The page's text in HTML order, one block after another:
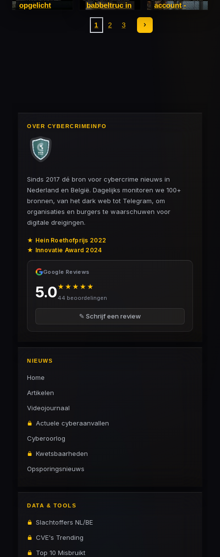
opgelicht
babbeltruc in
Breda
account -
1 2 3
OVER CYBERCRIMEINFO
Sinds 2017 dé bron voor cybercrime nieuws in
Nederland en België. Dagelijks monitoren we 100+
bronnen, van het dark web tot Telegram, om
organisaties en burgers te waarschuwen voor
digitale dreigingen.
★ Hein Roethofprijs 2022
★ Innovatie Award 2024
Google Reviews
5.0★★★★★
44 beoordelingen
✎ Schrijf een review
NIEUWS
Home
Artikelen
Videojournaal
Actuele cyberaanvallen
Cyberoorlog
Kwetsbaarheden
Opsporingsnieuws
DATA & TOOLS
Slachtoffers NL/BE
CVE's Trending
Top 10 Misbruikt